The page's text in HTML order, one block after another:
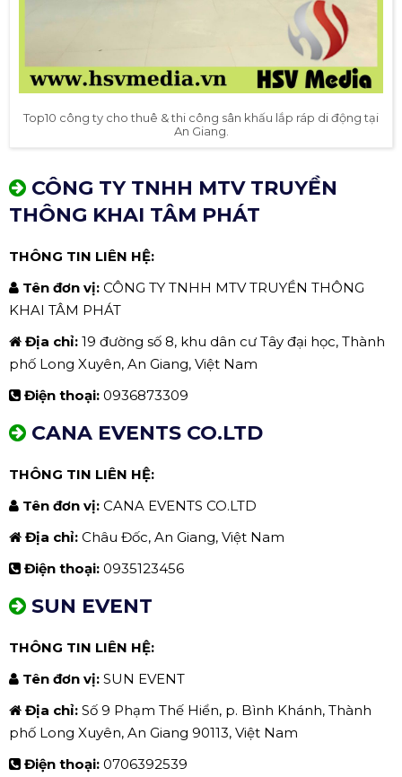
Top10 công ty cho thuê & thi công sân khấu lắp ráp di động tại
An Giang.
CÔNG TY TNHH MTV TRUYỀN
THÔNG KHAI TÂM PHÁT
THÔNG TIN LIÊN HỆ:
Tên đơn vị: CÔNG TY TNHH MTV TRUYỀN THÔNG
KHAI TÂM PHÁT
Địa chỉ: 19 đường số 8, khu dân cư Tây đại học, Thành
phố Long Xuyên, An Giang, Việt Nam
Điện thoại: 0936873309
CANA EVENTS CO.LTD
THÔNG TIN LIÊN HỆ:
Tên đơn vị: CANA EVENTS CO.LTD
Địa chỉ: Châu Đốc, An Giang, Việt Nam
Điện thoại: 0935123456
SUN EVENT
THÔNG TIN LIÊN HỆ:
Tên đơn vị: SUN EVENT
Địa chỉ: Số 9 Phạm Thế Hiển, p. Bình Khánh, Thành
phố Long Xuyên, An Giang 90113, Việt Nam
Điện thoại: 0706392539